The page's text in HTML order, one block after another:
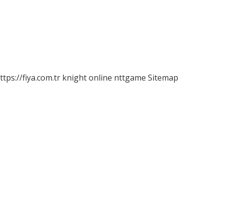
fiya.com.tr knight online nttgame Sitemap